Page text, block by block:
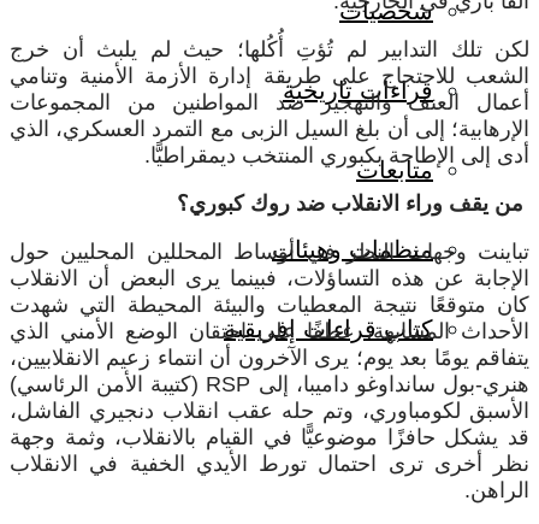
شخصيات
قراءات تاريخية
متابعات
منظمات وهيئات
كتاب قراءات إفريقية
لكن تلك التدابير لم تُؤتِ أُكُلها؛ حيث لم يلبث أن خرج
الشعب للاحتجاج على طريقة إدارة الأزمة الأمنية وتنامي
أعمال العنف والتهجير ضد المواطنين من المجموعات
الإرهابية؛ إلى أن بلغ السيل الزبى مع التمرد العسكري، الذي
أدى إلى الإطاحة بكبوري المنتخب ديمقراطيًّا.
من يقف وراء الانقلاب ضد روك كبوري؟
تباينت وجهات النظر في أوساط المحللين المحليين حول
الإجابة عن هذه التساؤلات، فبينما يرى البعض أن الانقلاب
كان متوقعًا نتيجة المعطيات والبيئة المحيطة التي شهدت
الأحداث المشابهة، عطفًا على احتقان الوضع الأمني الذي
يتفاقم يومًا بعد يوم؛ يرى الآخرون أن انتماء زعيم الانقلابيين،
هنري-بول سانداوغو داميبا، إلى RSP (كتيبة الأمن الرئاسي)
الأسبق لكومباوري، وتم حله عقب انقلاب دنجيري الفاشل،
قد يشكل حافزًا موضوعيًّا في القيام بالانقلاب، وثمة وجهة
نظر أخرى ترى احتمال تورط الأيدي الخفية في الانقلاب
الراهن.